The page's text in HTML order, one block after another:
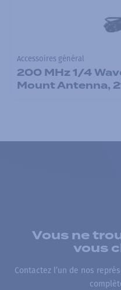
Accessoires général
200 MHz 1/4
Mount Antenna,
Vous ne
vous
Contactez l’un de nos